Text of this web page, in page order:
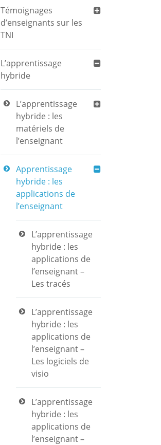
Témoignages
d’enseignants sur les
TNI
L’apprentissage
hybride
L’apprentissage
hybride : les
matériels de
l’enseignant
Apprentissage
hybride : les
applications de
l’enseignant
L’apprentissage
hybride : les
applications de
l’enseignant –
Les tracés
L’apprentissage
hybride : les
applications de
l’enseignant –
Les logiciels de
visio
L’apprentissage
hybride : les
applications de
l’enseignant –